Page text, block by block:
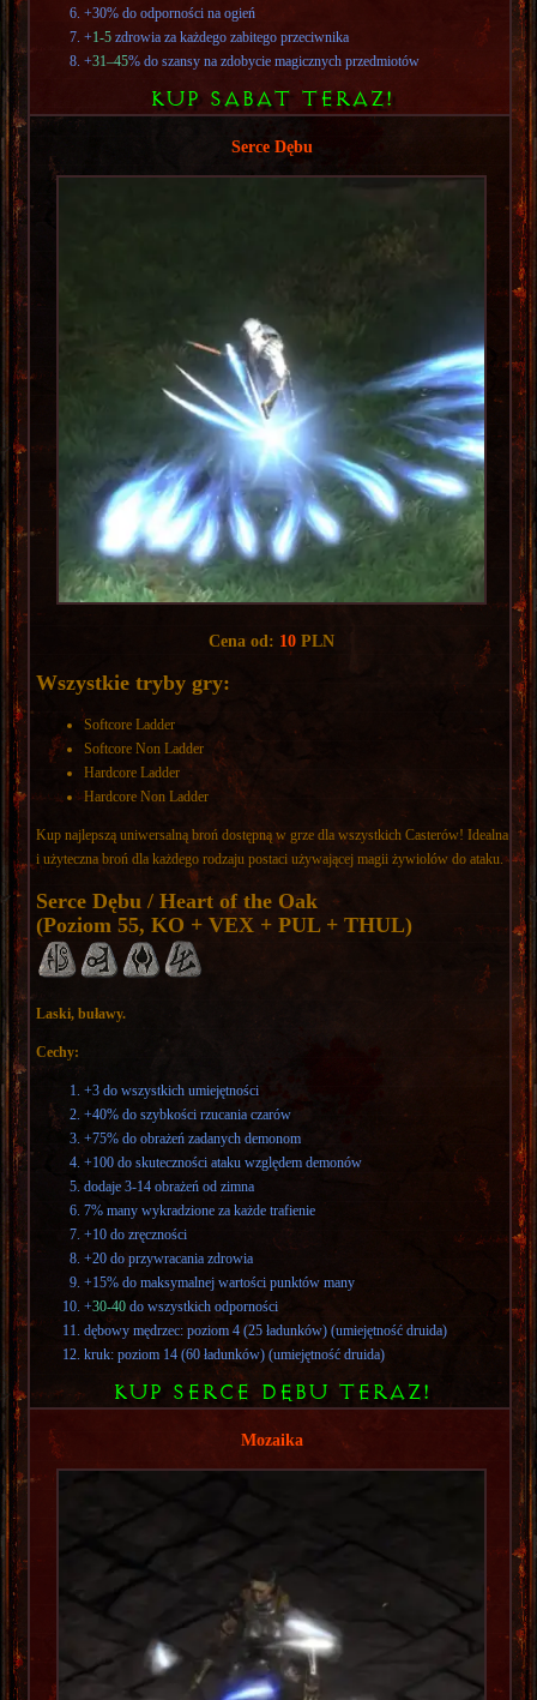
+30% do odporności na ogień
+1-5zdrowia za każdego zabitego przeciwnika
+31–45% do szansy na zdobycie magicznych przedmiotów
KUP SABAT TERAZ!
Serce Dębu
Cena od: 10 PLN
Wszystkie tryby gry:
Softcore Ladder
Softcore Non Ladder
Hardcore Ladder
Hardcore Non Ladder
Kup najlepszą uniwersalną broń dostępną w grze dla wszystkich Casterów! Idealna
i użyteczna broń dla każdego rodzaju postaci używającej magii żywiolów do ataku.
Serce Dębu / Heart of the Oak
(Poziom 55, KO + VEX + PUL + THUL)
Laski, buławy.
Cechy:
+3 do wszystkich umiejętności
+40% do szybkości rzucania czarów
+75% do obrażeń zadanych demonom
+100 do skuteczności ataku względem demonów
dodaje 3-14 obrażeń od zimna
7% many wykradzione za każde trafienie
+10 do zręczności
+20 do przywracania zdrowia
+15% do maksymalnej wartości punktów many
+30-40do wszystkich odporności
dębowy mędrzec: poziom 4 (25 ładunków) (umiejętność druida)
kruk: poziom 14 (60 ładunków) (umiejętność druida)
KUP SERCE DęBU TERAZ!
Mozaika